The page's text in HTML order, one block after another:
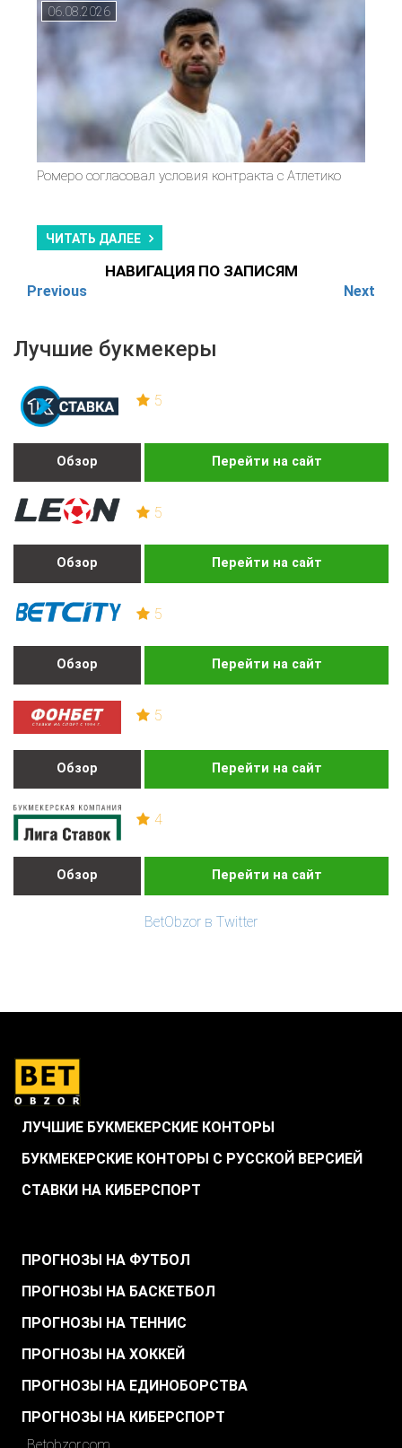
Лучшие букмекеры
5
Обзор Перейти на сайт
5
Обзор Перейти на сайт
5
Обзор Перейти на сайт
5
Обзор Перейти на сайт
4
Обзор Перейти на сайт
BetObzor в Twitter
06.08.2026
Ромеро согласовал условия контракта с Атлетико
ЧИТАТЬ ДАЛЕЕ
НАВИГАЦИЯ ПО ЗАПИСЯМ
Previous Next
ЛУЧШИЕ БУКМЕКЕРСКИЕ КОНТОРЫ
БУКМЕКЕРСКИЕ КОНТОРЫ С РУССКОЙ ВЕРСИЕЙ
СТАВКИ НА КИБЕРСПОРТ
ПРОГНОЗЫ НА ФУТБОЛ
ПРОГНОЗЫ НА БАСКЕТБОЛ
ПРОГНОЗЫ НА ТЕННИС
ПРОГНОЗЫ НА ХОККЕЙ
ПРОГНОЗЫ НА ЕДИНОБОРСТВА
ПРОГНОЗЫ НА КИБЕРСПОРТ